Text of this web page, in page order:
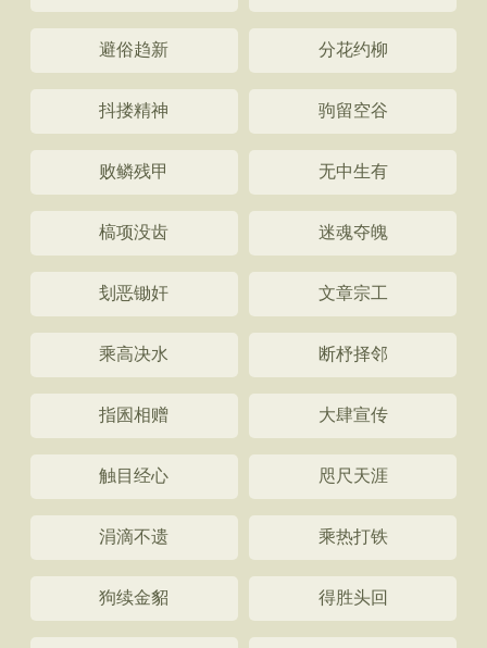
避俗趋新 分花约柳
抖搂精神 驹留空谷
败鳞残甲 无中生有
槁项没齿 迷魂夺魄
刬恶锄奸 文章宗工
乘高决水 断杼择邻
指囷相赠 大肆宣传
触目经心 咫尺天涯
涓滴不遗 乘热打铁
狗续金貂 得胜头回